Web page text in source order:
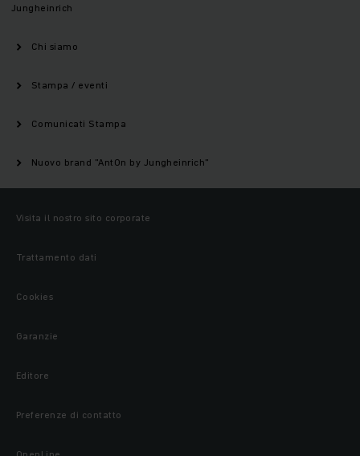
Jungheinrich
Chi siamo
Stampa / eventi
Comunicati Stampa
Nuovo brand "AntOn by Jungheinrich"
Visita il nostro sito corporate
Trattamento dati
Cookies
Garanzie
Editore
Preferenze di contatto